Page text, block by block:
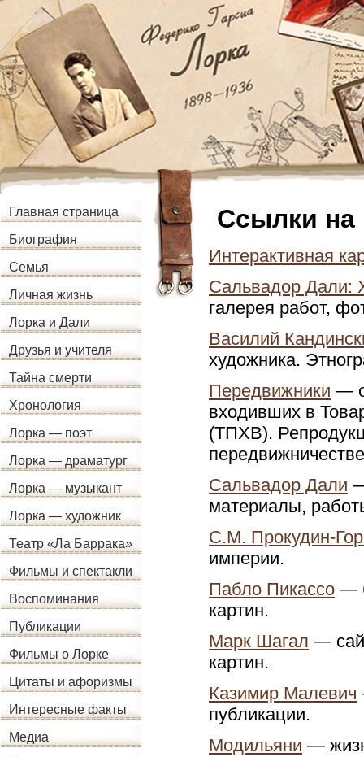
Главная страница
Биография
Семья
Личная жизнь
Лорка и Дали
Друзья и учителя
Тайна смерти
Хронология
Лорка — поэт
Лорка — драматург
Лорка — музыкант
Лорка — художник
Театр «Ла Баррака»
Фильмы и спектакли
Воспоминания
Публикации
Фильмы о Лорке
Цитаты и афоризмы
Интересные факты
Медиа
Ссылки на
Интерактивная
Сальвадор Дали:
галерея работ,
Василий
художника.
Передвижники —
входивших в
(ТПХВ).
Сальвадор Дали
материалы,
С.М. Прокудин-
империи.
Пабло Пикассо —
картин.
Марк Шагал —
картин.
Казимир Малевич
публикации.
Модильяни —